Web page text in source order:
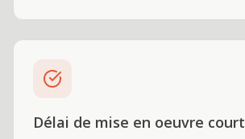
Délai de mise en oeuvre court